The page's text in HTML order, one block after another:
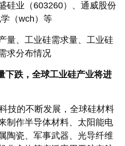
硅业（603260）、通威股份
学（wch）等
量、工业硅需求量、工业硅
求分布情况
下跌，全球工业硅产业将进
技的不断发展，全球硅材料
制作半导体材料、太阳能电
陶瓷、军事武器、光导纤维